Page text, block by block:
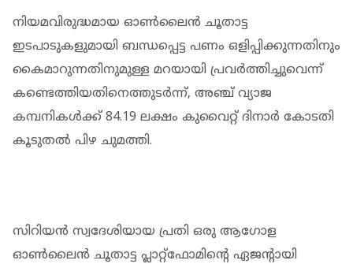
നിയമവിരുദ്ധമായ ഓൺലൈൻ ചൂതാട്ട
ഇടപാടുകളുമായി ബന്ധപ്പെട്ട പണം ഒളിപ്പിക്കുന്നതിനും
കൈമാറുന്നതിനുമുള്ള മറയായി പ്രവർത്തിച്ചുവെന്ന്
കണ്ടെത്തിയതിനെത്തുടർന്ന്, അഞ്ച് വ്യാജ
കമ്പനികൾക്ക് 84.19 ലക്ഷം കുവൈറ്റ് ദിനാർ കോടതി
കൂടുതൽ പിഴ ചുമത്തി.
സിറിയൻ സ്വദേശിയായ പ്രതി ഒരു ആഗോള
ഓൺലൈൻ ചൂതാട്ട പ്ലാറ്റ്‌ഫോമിന്റെ ഏജന്റായി